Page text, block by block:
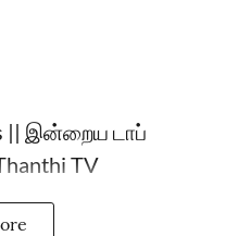
|| இன்றைய டாப்
TV